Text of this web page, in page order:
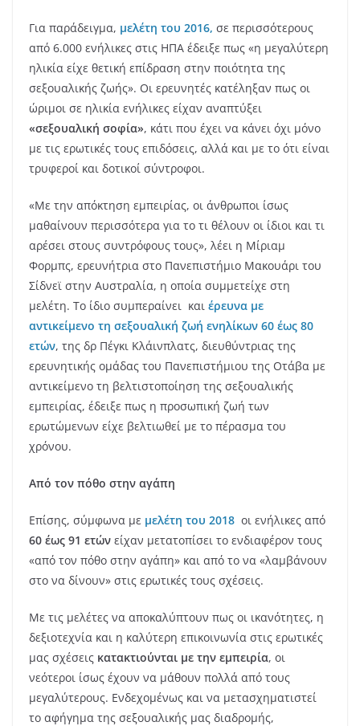
Για παράδειγμα, μελέτη του 2016, σε περισσότερους
από 6.000 ενήλικες στις ΗΠΑ έδειξε πως «η μεγαλύτερη
ηλικία είχε θετική επίδραση στην ποιότητα της
σεξουαλικής ζωής». Οι ερευνητές κατέληξαν πως οι
ώριμοι σε ηλικία ενήλικες είχαν αναπτύξει
«σεξουαλική σοφία», κάτι που έχει να κάνει όχι μόνο
με τις ερωτικές τους επιδόσεις, αλλά και με το ότι είναι
τρυφεροί και δοτικοί σύντροφοι.
«Με την απόκτηση εμπειρίας, οι άνθρωποι ίσως
μαθαίνουν περισσότερα για το τι θέλουν οι ίδιοι και τι
αρέσει στους συντρόφους τους», λέει η Μίριαμ
Φορμπς, ερευνήτρια στο Πανεπιστήμιο Μακουάρι του
Σίδνεϊ στην Αυστραλία, η οποία συμμετείχε στη
μελέτη. Το ίδιο συμπεραίνει και έρευνα με
αντικείμενο τη σεξουαλική ζωή ενηλίκων 60 έως 80
ετών, της δρ Πέγκι Κλάινπλατς, διευθύντριας της
ερευνητικής ομάδας του Πανεπιστήμιου της Οτάβα με
αντικείμενο τη βελτιστοποίηση της σεξουαλικής
εμπειρίας, έδειξε πως η προσωπική ζωή των
ερωτώμενων είχε βελτιωθεί με το πέρασμα του
χρόνου.
Από τον πόθο στην αγάπη
Επίσης, σύμφωνα με μελέτη του 2018 οι ενήλικες από
60 έως 91 ετών είχαν μετατοπίσει το ενδιαφέρον τους
«από τον πόθο στην αγάπη» και από το να «λαμβάνουν
στο να δίνουν» στις ερωτικές τους σχέσεις.
Με τις μελέτες να αποκαλύπτουν πως οι ικανότητες, η
δεξιοτεχνία και η καλύτερη επικοινωνία στις ερωτικές
μας σχέσεις κατακτιούνται με την εμπειρία, οι
νεότεροι ίσως έχουν να μάθουν πολλά από τους
μεγαλύτερους. Ενδεχομένως και να μετασχηματιστεί
το αφήγημα της σεξουαλικής μας διαδρομής,